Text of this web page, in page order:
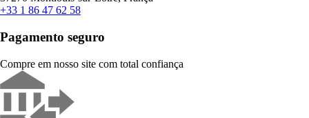
+33 1 86 47 62 58
Pagamento seguro
Compre em nosso site com total confiança